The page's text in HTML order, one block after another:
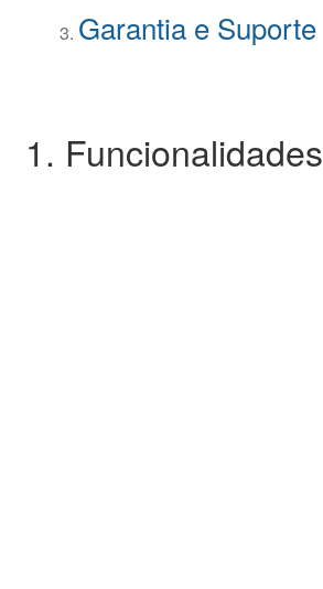
Garantia e Suporte
1. Funcionalidades